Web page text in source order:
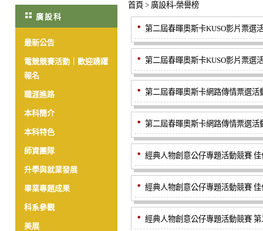
廣設科
最新公告
電競競賽活動｜歡迎踴躍
報名
職涯進路
本科簡介
本科特色
師資團隊
升學與就業發展
畢業專題成果
科系參觀
美展
首頁 > 廣設科-榮譽榜
第二屆春暉奧斯卡KUSO影片票選
第二屆春暉奧斯卡KUSO影片票選
第二屆春暉奧斯卡網路傳情票選活
第二屆春暉奧斯卡網路傳情票選活
經典人物創意公仔專題活動競賽
經典人物創意公仔專題活動競賽
經典人物創意公仔專題活動競賽